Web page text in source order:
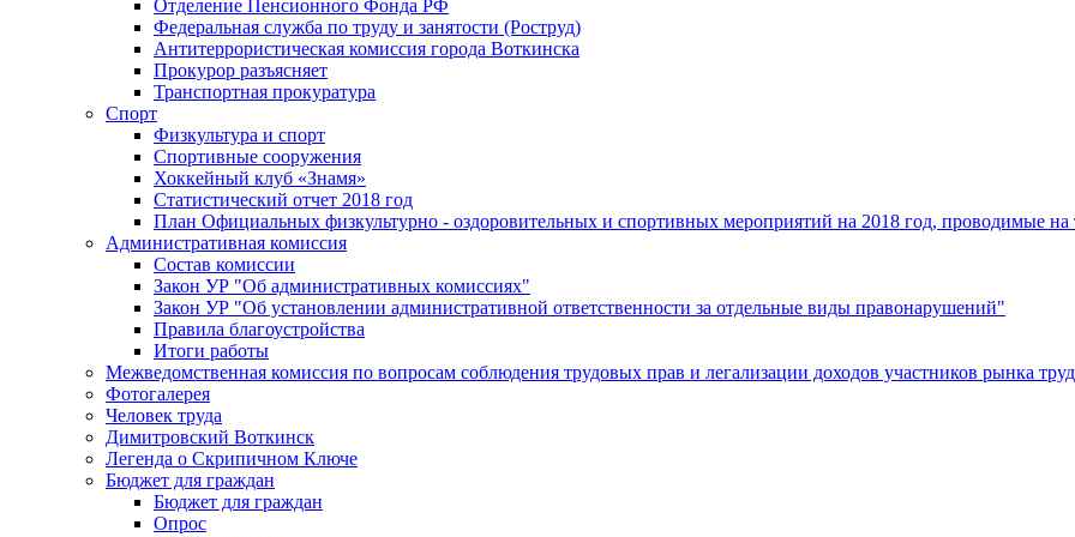
Отделение Пенсионного Фонда РФ
Федеральная служба по труду и занятости (Роструд)
Антитеррористическая комиссия города Воткинска
Прокурор разъясняет
Транспортная прокуратура
Спорт
Физкультура и спорт
Спортивные сооружения
Хоккейный клуб «Знамя»
Статистический отчет 2018 год
План Официальных физкультурно - оздоровительных и спортивных мероприятий на 2018 год, проводимые
Административная комиссия
Состав комиссии
Закон УР "Об административных комиссиях"
Закон УР "Об установлении административной ответственности за отдельные виды правонарушений"
Правила благоустройства
Итоги работы
Межведомственная комиссия по вопросам соблюдения трудовых прав и легализации доходов участников рынка
Фотогалерея
Человек труда
Димитровский Воткинск
Легенда о Скрипичном Ключе
Бюджет для граждан
Бюджет для граждан
Опрос